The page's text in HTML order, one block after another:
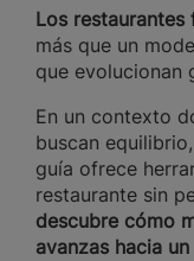
Los restaurantes
más que un
que evolucionan
En un contexto
buscan
guía ofrece
restaurante sin
descubre cómo
avanzas hacia